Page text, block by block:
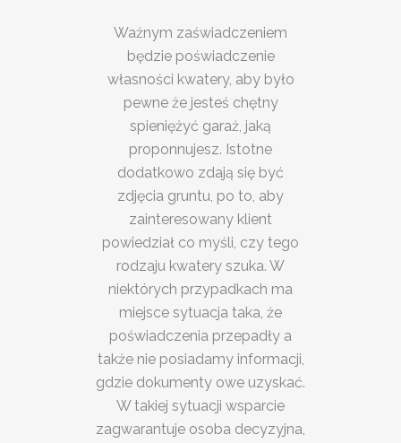
Ważnym zaświadczeniem
będzie poświadczenie
własności kwatery, aby było
pewne że jesteś chętny
spieniężyć garaż, jaką
proponnujesz. Istotne
dodatkowo zdają się być
zdjęcia gruntu, po to, aby
zainteresowany klient
powiedział co myśli, czy tego
rodzaju kwatery szuka. W
niektórych przypadkach ma
miejsce sytuacja taka, że
poświadczenia przepadły a
także nie posiadamy informacji,
gdzie dokumenty owe uzyskać.
W takiej sytuacji wsparcie
zagwarantuje osoba decyzyjna,